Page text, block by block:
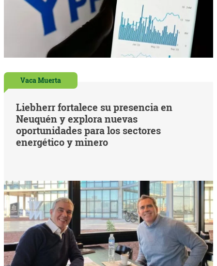
Vaca Muerta
Liebherr fortalece su presencia en
Neuquén y explora nuevas
oportunidades para los sectores
energético y minero